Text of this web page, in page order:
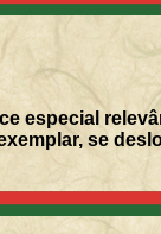
especial
se